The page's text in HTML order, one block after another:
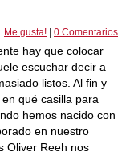
Me gusta! 0 Comentarios
hay que colocar
escuchar decir a
listos. Al fin y
qué casilla para
hemos nacido con
en nuestro
Oliver Reeh nos